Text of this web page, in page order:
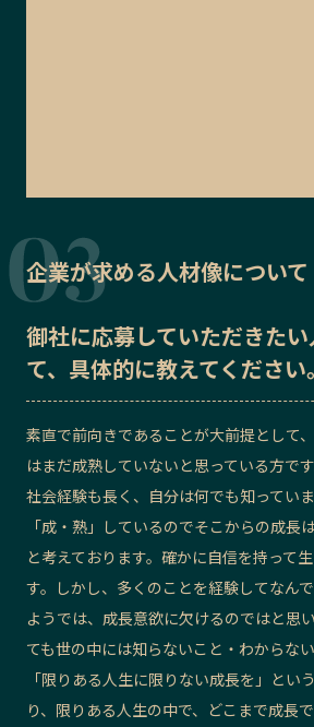
企業が求める人材像について
御社に応募していただきたい
て、具体的に教えてください。
素直で前向きであることが大前提として
はまだ成熟していないと思っている方で
社会経験も長く、自分は何でも知ってい
「成・熟」しているのでそこからの成長
と考えております。確かに自信を持って
す。しかし、多くのことを経験してなん
ようでは、成長意欲に欠けるのではと思
ても世の中には知らないこと・わからな
「限りある人生に限りない成長を」とい
り、限りある人生の中で、どこまで成長